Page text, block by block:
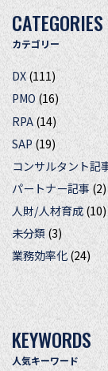
CATEGORIES
カテゴリー
DX(111)
PMO (16)
RPA(14)
SAP(19)
コンサルタント記
パートナー記事 (2)
人財/人材育成 (10)
未分類(3)
業務効率化 (24)
KEYWORDS
人気キーワード